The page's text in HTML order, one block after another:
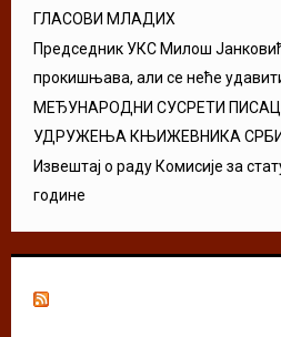
ГЛАСОВИ МЛАДИХ
Председник УКС Милош
прокишњава, али се неће
МЕЂУНАРОДНИ СУСРЕТИ
УДРУЖЕЊА КЊИЖЕВНИКА
Извештај о раду Комисије за
године